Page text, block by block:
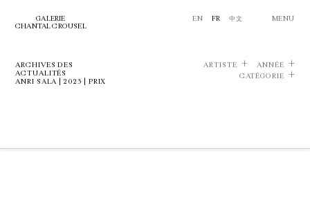
GALERIE
CHANTAL CROUSEL
EN FR 中文 MENU
ARCHIVES DES
ACTUALITÉS
ANRI SALA | 2023 | PRIX
ARTISTE
ANNÉE
CATÉGORIE